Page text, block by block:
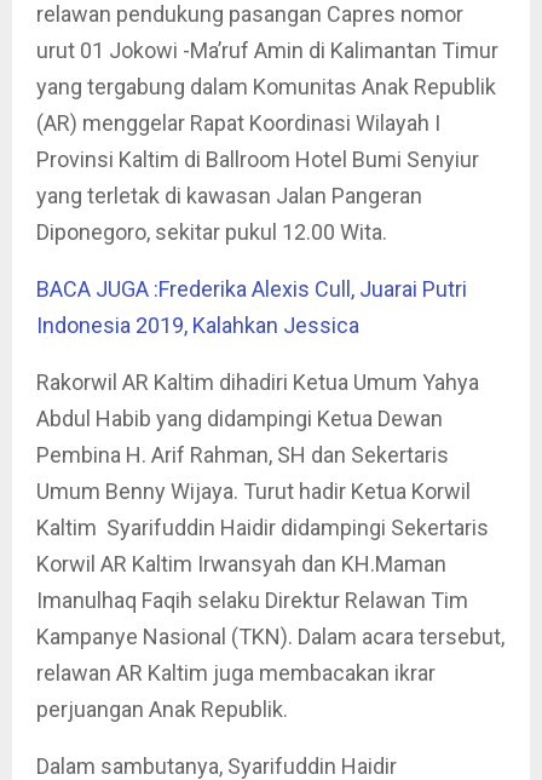
relawan pendukung pasangan Capres nomor
urut 01 Jokowi -Ma’ruf Amin di Kalimantan Timur
yang tergabung dalam Komunitas Anak Republik
(AR) menggelar Rapat Koordinasi Wilayah I
Provinsi Kaltim di Ballroom Hotel Bumi Senyiur
yang terletak di kawasan Jalan Pangeran
Diponegoro, sekitar pukul 12.00 Wita.
BACA JUGA :Frederika Alexis Cull, Juarai Putri
Indonesia 2019, Kalahkan Jessica
Rakorwil AR Kaltim dihadiri Ketua Umum Yahya
Abdul Habib yang didampingi Ketua Dewan
Pembina H. Arif Rahman, SH dan Sekertaris
Umum Benny Wijaya. Turut hadir Ketua Korwil
Kaltim Syarifuddin Haidir didampingi Sekertaris
Korwil AR Kaltim Irwansyah dan KH.Maman
Imanulhaq Faqih selaku Direktur Relawan Tim
Kampanye Nasional (TKN). Dalam acara tersebut,
relawan AR Kaltim juga membacakan ikrar
perjuangan Anak Republik.
Dalam sambutanya, Syarifuddin Haidir